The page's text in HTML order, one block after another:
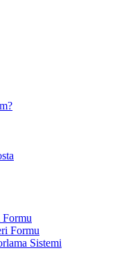
Formu
Formu
Sistemi